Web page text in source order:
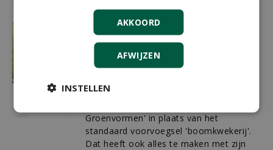
'Alle kleuren, als ze maar
groenblijvend zijn, en alle maten, als
ze maar groot zijn'
Boomkweker Sander Hendrikx wil het
voor zijn bedrijf moest verzinnen, koos
Groenvormen' in plaats van het
standaard voorvoegsel 'boomkwekerij'.
Dat heeft ook alles te maken met zijn
AKKOORD
AFWIJZEN
INSTELLEN